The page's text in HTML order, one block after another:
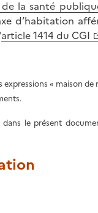
la santé
d’habitation
article 1414 du CGI
expressions « maison
le présent